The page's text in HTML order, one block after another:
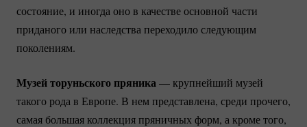
состояние, и иногда оно в качестве основной части
приданого или наследства переходило следующим
поколениям.
Музей торуньского пряника— крупнейший музей
такого рода в Европе. В нем представлена, среди прочего,
самая большая коллекция пряничных форм, а кроме того,